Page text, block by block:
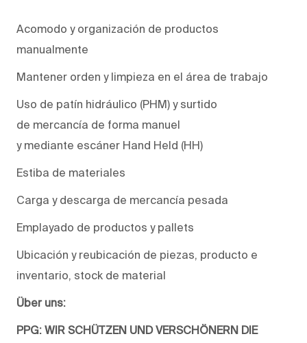
Acomodo y organización de productos
manualmente
Mantener orden y limpieza en el área de trabajo
Uso de patín hidráulico (PHM) y surtido
de mercancía de forma manuel
y mediante escáner Hand Held (HH)
Estiba de materiales
Carga y descarga de mercancía pesada
Emplayado de productos y pallets
Ubicación y reubicación de piezas, producto e
inventario, stock de material
Über uns:
PPG: WIR SCHÜTZEN UND VERSCHÖNERN DIE